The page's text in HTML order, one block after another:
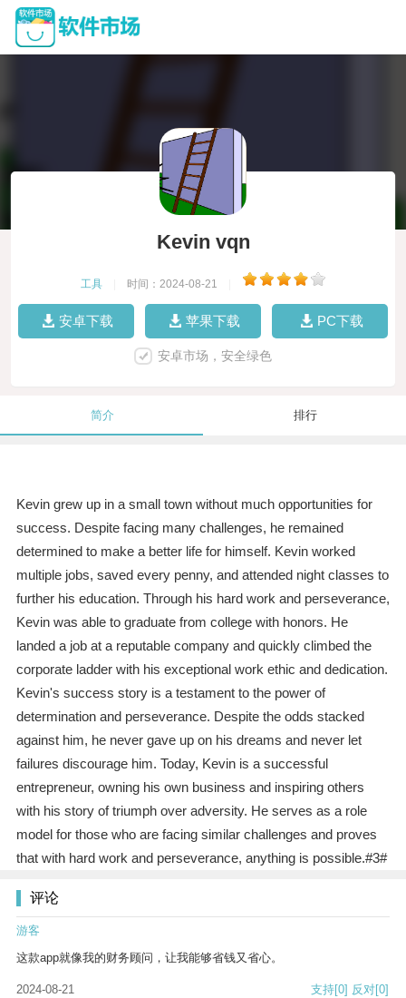
Kevin vqn
工具 时间：2024-08-21
安卓下载 苹果下载 PC下载
安卓市场，安全绿色
简介 排行
Kevin grew up in a small town without much opportunities for
success. Despite facing many challenges, he remained
determined to make a better life for himself. Kevin worked
multiple jobs, saved every penny, and attended night classes to
further his education. Through his hard work and perseverance,
Kevin was able to graduate from college with honors. He
landed a job at a reputable company and quickly climbed the
corporate ladder with his exceptional work ethic and dedication.
Kevin's success story is a testament to the power of
determination and perseverance. Despite the odds stacked
against him, he never gave up on his dreams and never let
failures discourage him. Today, Kevin is a successful
entrepreneur, owning his own business and inspiring others
with his story of triumph over adversity. He serves as a role
model for those who are facing similar challenges and proves
that with hard work and perseverance, anything is possible.#3#
评论
游客
这款app就像我的财务顾问，让我能够省钱又省心。
2024-08-21 支持[0] 反对[0]